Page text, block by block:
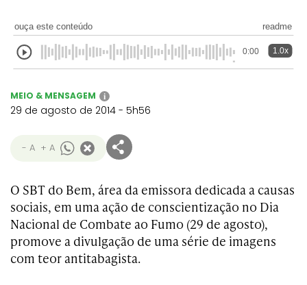
ouça este conteúdo readme
0:00 1.0x
MEIO & MENSAGEM i
29 de agosto de 2014 - 5h56
- A + A
O SBT do Bem, área da emissora dedicada a causas
sociais, em uma ação de conscientização no Dia
Nacional de Combate ao Fumo (29 de agosto),
promove a divulgação de uma série de imagens
com teor antitabagista.